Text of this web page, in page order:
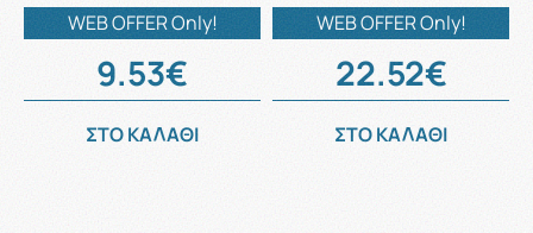
WEB OFFER Only!
9.53€
ΣΤΟ ΚΑΛΑΘΙ
WEB OFFER Only!
22.52€
ΣΤΟ ΚΑΛΑΘΙ